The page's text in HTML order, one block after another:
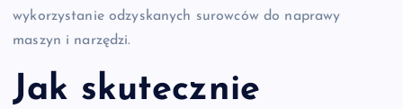
wykorzystanie odzyskanych surowców do naprawy
maszyn i narzędzi.
Jak skutecznie